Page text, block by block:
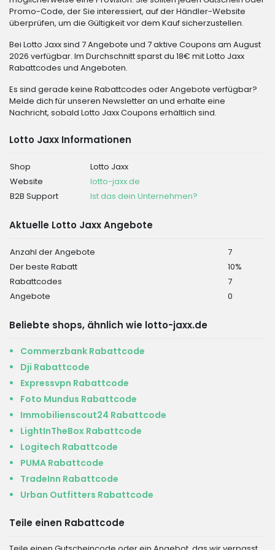
Promo-Code, der Sie interessiert, auf der Händler-Website
überprüfen, um die Gültigkeit vor dem Kauf sicherzustellen.
Bei Lotto Jaxx sind 7 Angebote und 7 aktive Coupons am August
2026 verfügbar. Im Durchschnitt sparst du 18€ mit Lotto Jaxx
Rabattcodes und Angeboten.
Es sind gerade keine Rabattcodes oder Angebote verfügbar?
Melde dich für unseren Newsletter an und erhalte eine
Nachricht, sobald Lotto Jaxx Coupons erhältlich sind.
Lotto Jaxx Informationen
Shop
Lotto Jaxx
Website
lotto-jaxx.de
B2B Support
Ist das dein Unternehmen?
Aktuelle Lotto Jaxx Angebote
Anzahl der Angebote
7
Der beste Rabatt
10%
Rabattcodes
7
Angebote
0
Beliebte shops, ähnlich wie lotto-jaxx.de
Commerzbank Rabattcode
Dji Rabattcode
Expressvpn Rabattcode
Foto Mundus Rabattcode
Immobilienscout24 Rabattcode
LightInTheBox Rabattcode
Logitech Rabattcode
PUMA Rabattcode
TradeInn Rabattcode
Urban Outfitters Rabattcode
Teile einen Rabattcode